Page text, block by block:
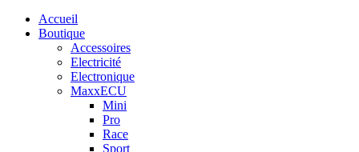
Accueil
Boutique
Accessoires
Electricité
Electronique
MaxxECU
Mini
Pro
Race
Sport